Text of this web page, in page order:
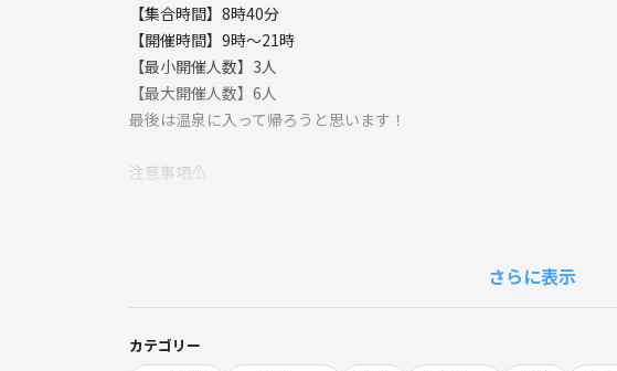
【集合時間】8時40分
【開催時間】9時〜21時
【最小開催人数】3人
【最大開催人数】6人
最後は温泉に入って帰ろうと思います！
注意事項⚠️
さらに表示
カテゴリー